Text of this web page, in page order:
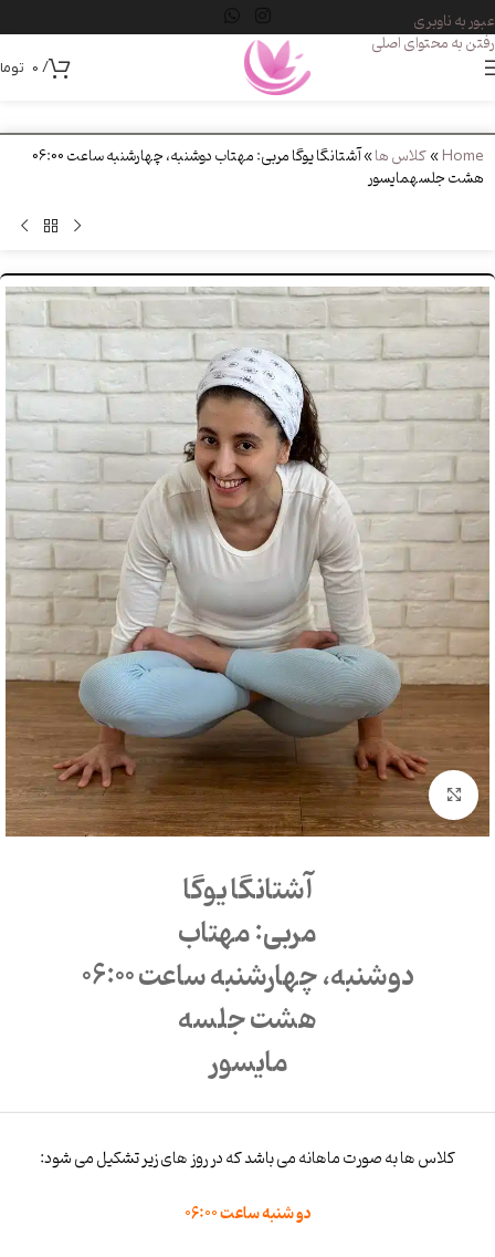
عبور به ناوبری
رفتن به محتوای اصلی
/
0
Home
»کلاس ها» آشتانگا یوگا مربی: مهتاب دوشنبه، چهارشنبه ساعت 06:00
هشت جلسهمایسور
بزرگنمایی تصویر
آشتانگا یوگا
مربی: مهتاب
دوشنبه، چهارشنبه ساعت 06:00
هشت جلسه
مایسور
کلاس ها به صورت ماهانه می باشد که در روز های زیر تشکیل می شود:
دو شنبه ساعت 06:00